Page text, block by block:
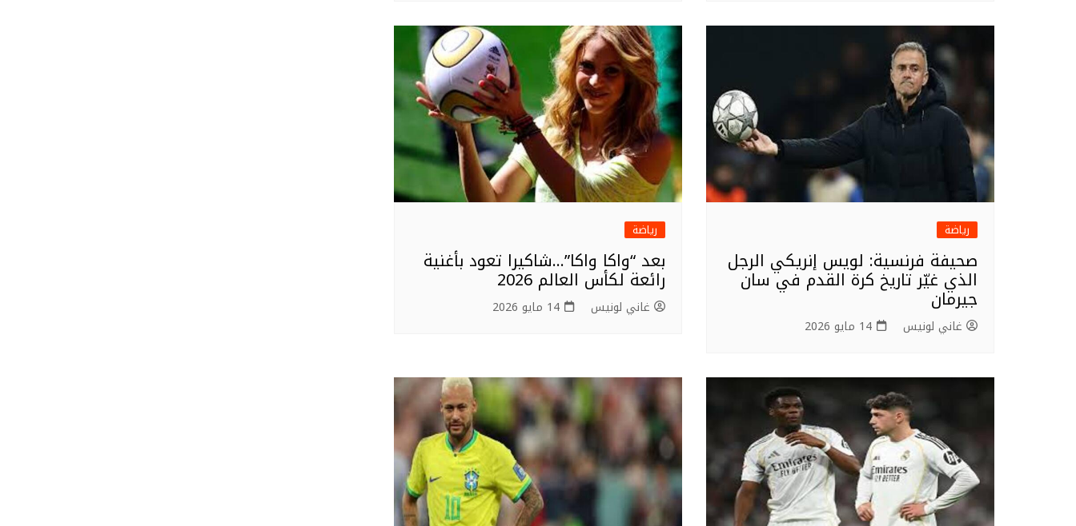
رياضة
صحيفة فرنسية: لويس إنريكي الرجل
الذي غيّر تاريخ كرة القدم في سان
جيرمان
غاني لونيس 14 مايو 2026
رياضة
بعد “واكا واكا”…شاكيرا تعود بأغنية
رائعة لكأس العالم 2026
غاني لونيس 14 مايو 2026